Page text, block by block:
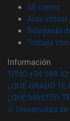
Mi correo
Aula virtual
Búsqueda
Trabaja
Información
TFNO +34 948
¿QUÉ GRADO TE
¿QUÉ MÁSTER
© Universidad de